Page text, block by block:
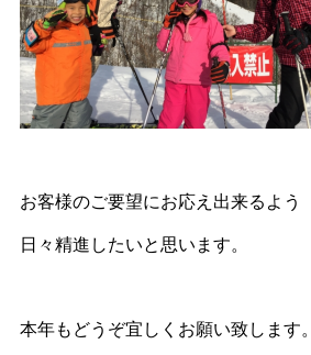
お客様のご要望にお応え出来るよう
日々精進したいと思います。
本年もどうぞ宜しくお願い致します。